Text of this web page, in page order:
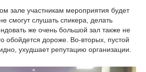
зале участникам мероприятия будет
смогут слушать спикера, делать
же очень большой зал также не
обойдется дороже. Во-вторых, пустой
ухудшает репутацию организации.